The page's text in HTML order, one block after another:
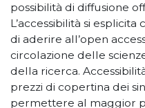
possibilità di diffusione
L’accessibilità si
di aderire all’open
circolazione delle
della ricerca.
prezzi di copertina dei
permettere al maggior